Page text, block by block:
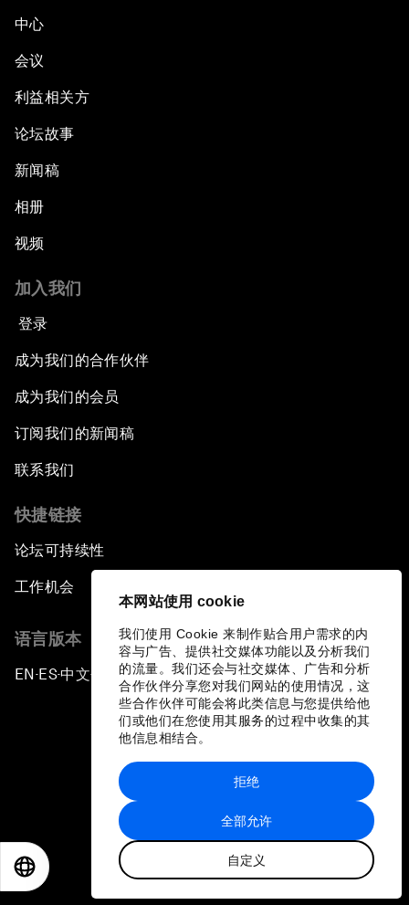
本网站使用 cookie
我们使用 Cookie 来制作贴合用户需求的内
容与广告、提供社交媒体功能以及分析我们
的流量。我们还会与社交媒体、广告和分析
合作伙伴分享您对我们网站的使用情况，这
些合作伙伴可能会将此类信息与您提供给他
们或他们在您使用其服务的过程中收集的其
他信息相结合。
全部允许
自定义
拒绝
中心
会议
利益相关方
论坛故事
新闻稿
相册
视频
加入我们
登录
成为我们的合作伙伴
成为我们的会员
订阅我们的新闻稿
联系我们
快捷链接
论坛可持续性
工作机会
语言版本
EN ▪ES▪中文▪ 日本語
站点地图
世界经济论坛